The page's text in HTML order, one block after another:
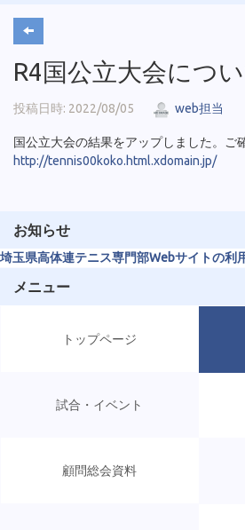
R4国公立大会につ
投稿日時: 2022/08/05 web担当
国公立大会の結果をアップしました。ご
http://tennis00koko.html.xdomain.jp/
お知らせ
埼玉県高体連テニス専門部Webサイトの利
メニュー
トップページ
試合・イベント
顧問総会資料